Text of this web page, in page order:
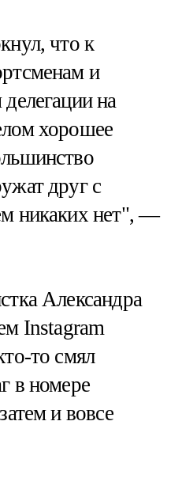
что к
и
на
хорошее
друг с
никаких нет", —
Александра
Instagram
то смял
в номере
и вовсе